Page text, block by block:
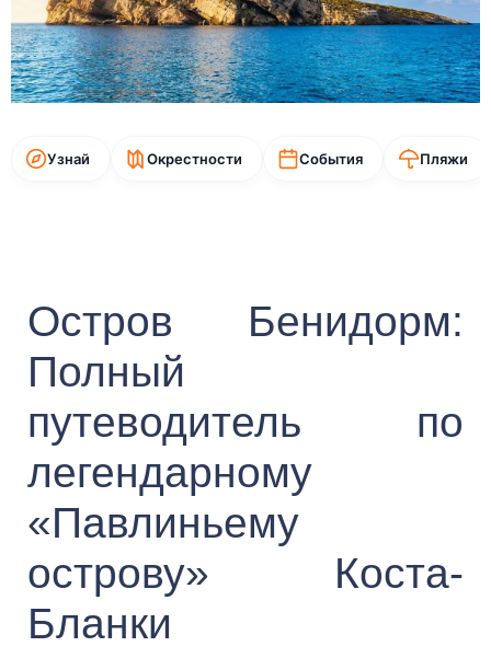
Узнай Окрестности События Пляжи
Остров Бенидорм:
Полный
путеводитель по
легендарному
«Павлиньему
острову» Коста-
Бланки